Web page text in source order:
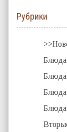
Рубрики
Блюда
Блюда